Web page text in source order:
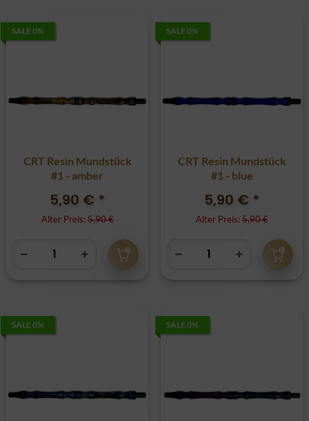
SALE 0%
CRT Resin Mundstück
#1 - amber
5,90 € *
Alter Preis:5,90 €
SALE 0%
CRT Resin Mundstück
#1 - blue
5,90 € *
Alter Preis:5,90 €
SALE 0% SALE 0%